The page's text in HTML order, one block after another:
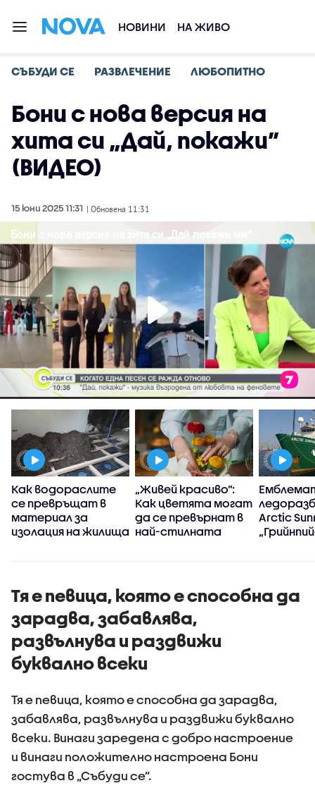
НОВИНИ НА ЖИВО
СЪБУДИ СЕ РАЗВЛЕЧЕНИЕ ЛЮБОПИТНО
Бони с нова версия на
хита си „Дай, покажи”
(ВИДЕО)
15 юни 2025 11:31 | Обновена 11:31
Как водораслите
се превръщат в
материал за
изолация на жилища
„Живей красиво”:
Как цветята могат
да се превърнат в
най-стилната
Arctic
Варна
Тя е певица, която е способна да
зарадва, забавлява,
развълнува и раздвижи
буквално всеки
Тя е певица, която е способна да зарадва,
забавлява, развълнува и раздвижи буквално
всеки. Винаги заредена с добро настроение
и винаги положително настроена Бони
гостува в „Събуди се”.